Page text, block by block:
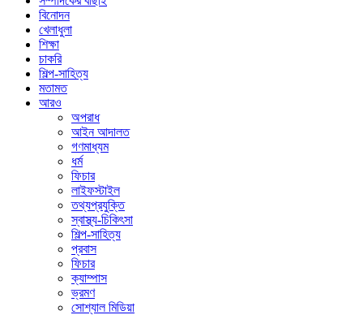
বিনোদন
খেলাধুলা
শিক্ষা
চাকরি
শিল্প-সাহিত্য
মতামত
আরও
অপরাধ
আইন আদালত
গণমাধ্যম
ধর্ম
ফিচার
লাইফস্টাইল
তথ্যপ্রযুক্তি
স্বাস্থ্য-চিকিৎসা
শিল্প-সাহিত্য
প্রবাস
ফিচার
ক্যাম্পাস
ভ্রমণ
সোশ্যাল মিডিয়া